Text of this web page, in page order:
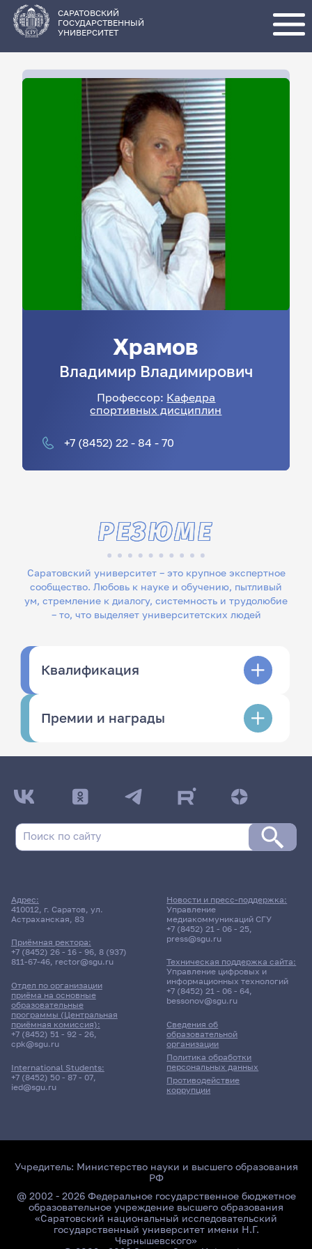
основному
содержанию
САРАТОВСКИЙ
ГОСУДАРСТВЕННЫЙ
УНИВЕРСИТЕТ
Храмов
Владимир Владимирович
Профессор: Кафедра
спортивных дисциплин
+7 (8452) 22 - 84 - 70
Саратовский университет – это крупное экспертное
сообщество. Любовь к науке и обучению, пытливый
ум, стремление к диалогу, системность и трудолюбие
– то, что выделяет университетских людей
РЕЗЮМЕ
Квалификация
Премии и награды
Адрес:
410012, г. Саратов, ул.
Астраханская, 83
Приёмная ректора:
+7 (8452) 26 - 16 - 96, 8 (937)
811-67-46, rector@sgu.ru
Отдел по организации
приёма на основные
образовательные
программы (Центральная
приёмная комиссия):
+7 (8452) 51 - 92 - 26,
cpk@sgu.ru
International Students:
+7 (8452) 50 - 87 - 07,
ied@sgu.ru
Сведения об
образовательной
организации
Политика обработки
персональных данных
Противодействие
коррупции
Новости и пресс-поддержка:
Управление
медиакоммуникаций СГУ
+7 (8452) 21 - 06 - 25,
press@sgu.ru
Техническая поддержка сайта:
Управление цифровых и
информационных технологий
+7 (8452) 21 - 06 - 64,
bessonov@sgu.ru
Учредитель: Министерство науки и высшего образования
РФ
@ 2002 - 2026 Федеральное государственное бюджетное
образовательное учреждение высшего образования
«Саратовский национальный исследовательский
государственный университет имени Н.Г.
Чернышевского»